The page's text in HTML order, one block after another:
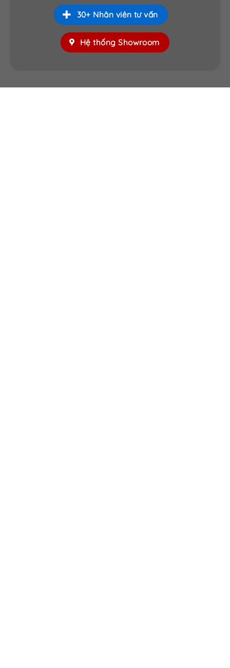
30+ Nhân viên tư vấn
Hệ thống Showroom